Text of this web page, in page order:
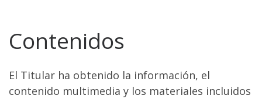
Contenidos
El Titular ha obtenido la información, el
contenido multimedia y los materiales incluidos